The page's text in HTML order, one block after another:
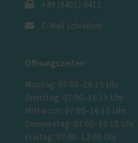
+49 (9401) 8411
E-Mail schreiben
Öffnungszeiten
Montag: 07:00–16:15 Uhr
Dienstag: 07:00–16:15 Uhr
Mittwoch: 07:00–16:15 Uhr
Donnerstag: 07:00–16:15 Uhr
Freitag: 07:00–12:00 Uhr